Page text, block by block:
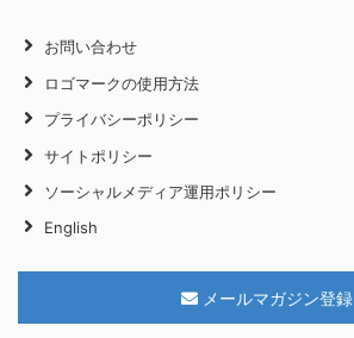
お問い合わせ
ロゴマークの使用方法
プライバシーポリシー
サイトポリシー
ソーシャルメディア運用ポリシー
English
メールマガジン登録